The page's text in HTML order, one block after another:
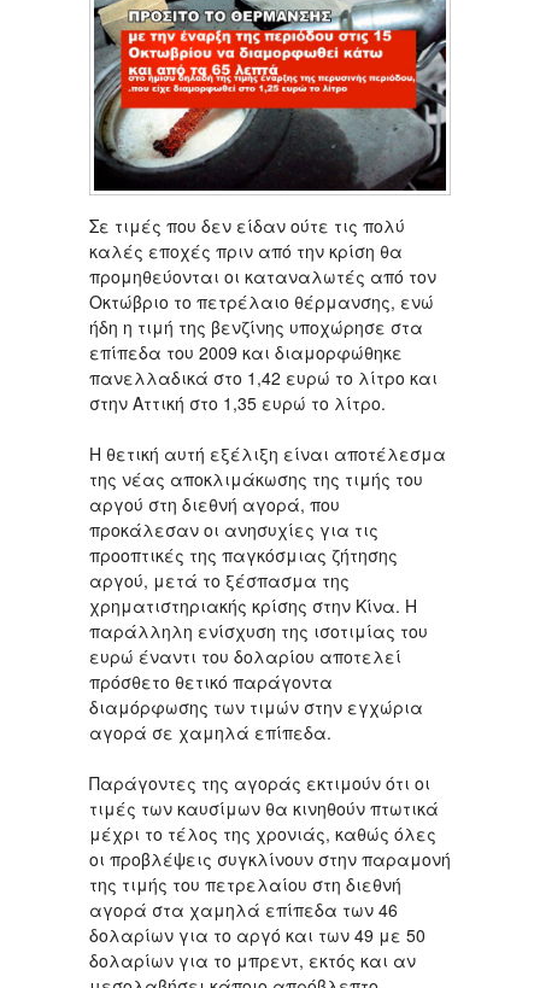
Σε τιμές που δεν είδαν ούτε τις πολύ
καλές εποχές πριν από την κρίση θα
προμηθεύονται οι καταναλωτές από τον
Οκτώβριο το πετρέλαιο θέρμανσης, ενώ
ήδη η τιμή της βενζίνης υποχώρησε στα
επίπεδα του 2009 και διαμορφώθηκε
πανελλαδικά στο 1,42 ευρώ το λίτρο και
στην Αττική στο 1,35 ευρώ το λίτρο.
Η θετική αυτή εξέλιξη είναι αποτέλεσμα
της νέας αποκλιμάκωσης της τιμής του
αργού στη διεθνή αγορά, που
προκάλεσαν οι ανησυχίες για τις
προοπτικές της παγκόσμιας ζήτησης
αργού, μετά το ξέσπασμα της
χρηματιστηριακής κρίσης στην Κίνα. Η
παράλληλη ενίσχυση της ισοτιμίας του
ευρώ έναντι του δολαρίου αποτελεί
πρόσθετο θετικό παράγοντα
διαμόρφωσης των τιμών στην εγχώρια
αγορά σε χαμηλά επίπεδα.
Παράγοντες της αγοράς εκτιμούν ότι οι
τιμές των καυσίμων θα κινηθούν πτωτικά
μέχρι το τέλος της χρονιάς, καθώς όλες
οι προβλέψεις συγκλίνουν στην παραμονή
της τιμής του πετρελαίου στη διεθνή
αγορά στα χαμηλά επίπεδα των 46
δολαρίων για το αργό και των 49 με 50
δολαρίων για το μπρεντ, εκτός και αν